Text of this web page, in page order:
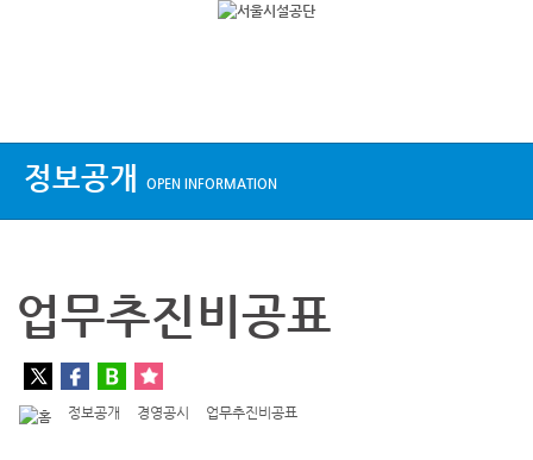
정보공개 OPEN INFORMATION
업무추진비공표
정보공개 경영공시 업무추진비공표